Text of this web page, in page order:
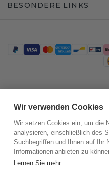
BESONDERE LINKS
Wir verwenden Cookies
Wir setzen Cookies ein, um die
analysieren, einschließlich des
Suchbegriffen und Ihnen auf Ihr
Informationen anbieten zu
Lernen Sie mehr